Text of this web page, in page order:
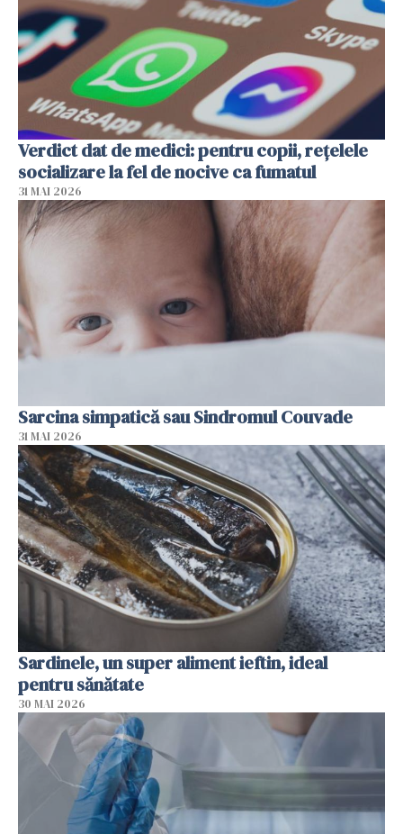
Verdict dat de medici: pentru copii, rețelele
socializare la fel de nocive ca fumatul
31 MAI 2026
Sarcina simpatică sau Sindromul Couvade
31 MAI 2026
Sardinele, un super aliment ieftin, ideal
pentru sănătate
30 MAI 2026